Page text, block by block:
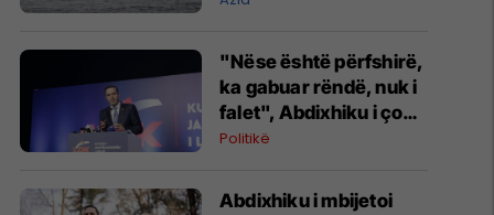
Saudite
"Nëse është përfshirë,
ka gabuar rëndë, nuk i
falet", Abdixhiku i çon
“selam” Përparim
Politikë
Abdixhiku i mbijetoi